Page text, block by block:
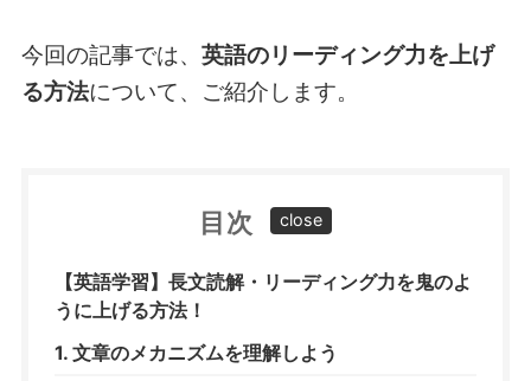
今回の記事では、 英語のリーディング力を上げ
る方法について、ご紹介します。
目次
【英語学習】長文読解・リーディング力を鬼のよ
うに上げる方法！
1. 文章のメカニズムを理解しよう